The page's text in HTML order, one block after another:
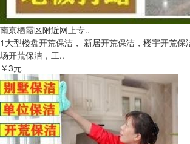
南京栖霞区附近网上专..
1大型楼盘开荒保洁， 新居开荒保洁，楼宇开荒保
场开荒保洁，工..
￥3元